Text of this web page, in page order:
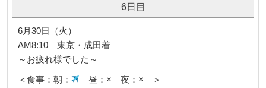
6日目
6月30日（火）
AM8:10 東京・成田着
～お疲れ様でした～
＜食事：朝：
昼：× 夜：× ＞